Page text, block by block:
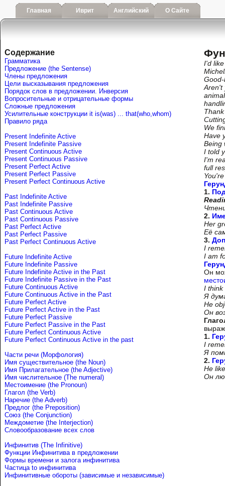
Главная Иврит Английский О Сайте
Содержание
Грамматика
Предложение (the Sentense)
Члены предложения
Цели высказывания предложения
Порядок слов в предложении. Инверсия
Вопросительные и отрицательные формы
Сложные предложения
Усилительные конструкции it is(was) ... that(who,whom)
Правило ряда
Present Indefinite Active
Present Indefinite Passive
Present Continuous Active
Present Continuous Passive
Present Perfect Active
Present Perfect Passive
Present Perfect Continuous Active
Past Indefinite Active
Past Indefinite Passive
Past Continuous Active
Past Continuous Passive
Past Perfect Active
Past Perfect Passive
Past Perfect Continuous Active
Future Indefinite Active
Future Indefinite Passive
Future Indefinite Active in the Past
Future Indefinite Passive in the Past
Future Continuous Active
Future Continuous Active in the Past
Future Perfect Active
Future Perfect Active in the Past
Future Perfect Passive
Future Perfect Passive in the Past
Future Perfect Continuous Active
Future Perfect Continuous Active in the past
Части речи (Морфология)
Имя существительное (the Noun)
Имя Прилагательное (the Adjective)
Имя числительное (The numeral)
Местоимение (the Pronoun)
Глагол (the Verb)
Наречие (the Adverb)
Предлог (the Preposition)
Союз (the Conjunction)
Междометие (the Interjection)
Словообразование всех слов
Инфинитив (The Infinitive)
Функции Инфинитива в предложении
Формы времени и залога инфинитива
Частица to инфинитива
Инфинитивные обороты (зависимые и независимые)
I'd
Aren't
We
Have
Being
I told
I'm
full
1.
2.
Her
Её
3.
I
I am
Он
I think
Я
He
Он
1.
I
Я
2.
He
Он